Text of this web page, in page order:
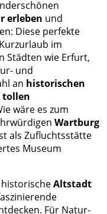
erleben und
Diese perfekte
im
Städten wie Erfurt,
und
an historischen
tollen
wäre es zum
Wartburg
als Zufluchtsstätte
Museum
Altstadt
Für Natur-